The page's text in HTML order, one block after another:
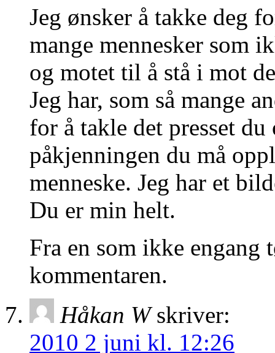
Jeg ønsker å takke deg
mange mennesker som
og motet til å stå i mot
Jeg har, som så mange
for å takle det presset
påkjenningen du må
menneske. Jeg har et
Du er min helt.
Fra en som ikke engang
kommentaren.
Håkan W skriver:
2010 2 juni kl. 12:26